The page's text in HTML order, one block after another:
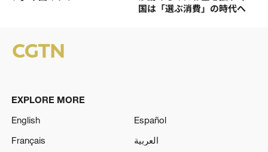
国は「選ぶ消費」の時代へ
EXPLORE MORE
English
Español
Français
العربية